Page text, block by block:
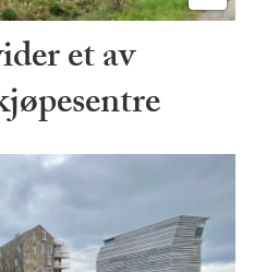
et av